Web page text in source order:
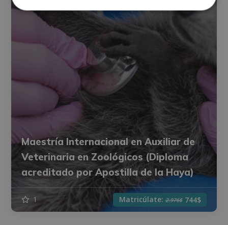
Maestría Internacional en Auxiliar de
Veterinaria en Zoológicos (Diploma
acreditado por Apostilla de la Haya)
1 Matricúlate:2.976$ 744$